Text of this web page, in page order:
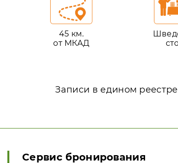
45 км.
от МКАД
Записи в едином
Сервис бронирования